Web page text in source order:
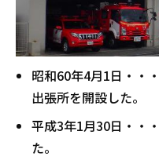
昭和60年4月1日・・
出張所を開設した。
平成3年1月30日・・
た。